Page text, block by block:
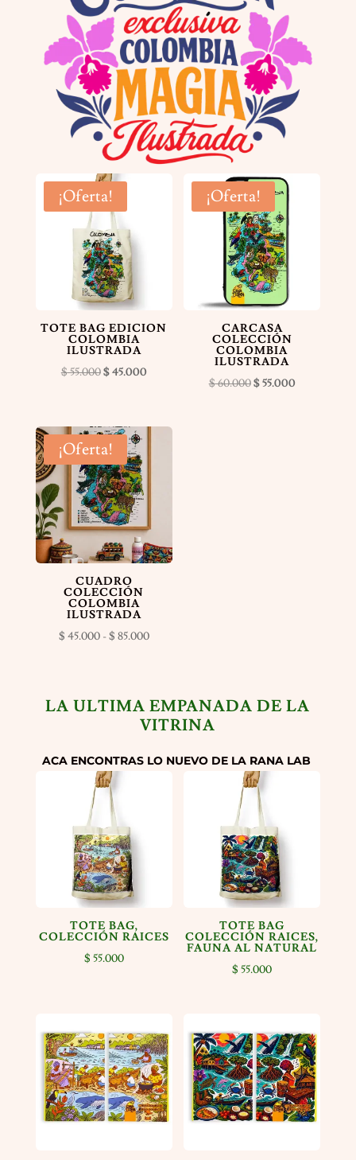
¡Oferta!
TOTE BAG EDICION
COLOMBIA
ILUSTRADA
$55.000El
era:
$ 55.000.
$45.000El
¡Oferta!
CARCASA
COLECCIÓN
COLOMBIA
ILUSTRADA
$60.000El
$55.000El
¡Oferta!
CUADRO
COLECCIÓN
COLOMBIA
ILUSTRADA
$ 45.000 -$ 85.000Rango
desde
$ 45.000
$ 85.000
LA ULTIMA EMPANADA DE LA
VITRINA
ACA ENCONTRAS LO NUEVO DE LA RANA LAB
TOTE BAG,
COLECCIÓN RAICES
$ 55.000
TOTE BAG
COLECCIÓN RAICES,
FAUNA AL NATURAL
$ 55.000